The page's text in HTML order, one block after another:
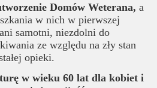
Domów Weterana, a
w nich w pierwszej
samotni, niezdolni do
ze względu na zły stan
opieki.
w wieku 60 lat dla kobiet i